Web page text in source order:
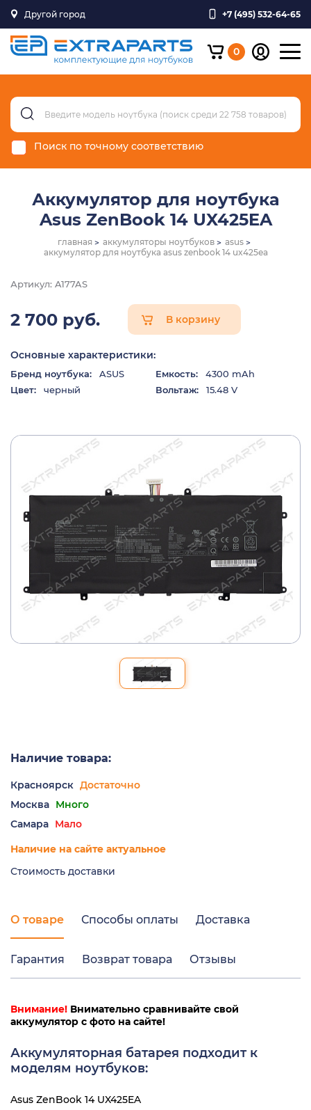
Другой город +7 (495) 532-64-65
0
Поиск по точному соответствию
Аккумулятор для ноутбука
Asus ZenBook 14 UX425EA
главная аккумуляторы ноутбуков
asus
аккумулятор для ноутбука asus zenbook 14 ux425ea
Артикул: A177AS
2 700 руб. В корзину
Основные характеристики:
Бренд ноутбука: ASUS Емкость:
4300 mAh
Цвет:
черный Вольтаж: 15.48 V
Наличие товара:
Красноярск Достаточно
Москва Много
Самара Мало
Наличие на сайте актуальное
Стоимость доставки
О товаре Способы оплаты Доставка
Гарантия Возврат товара Отзывы
Внимание! Внимательно сравнивайте свой
аккумулятор с фото на сайте!
Аккумуляторная батарея подходит к
моделям ноутбуков:
Asus ZenBook 14 UX425EA